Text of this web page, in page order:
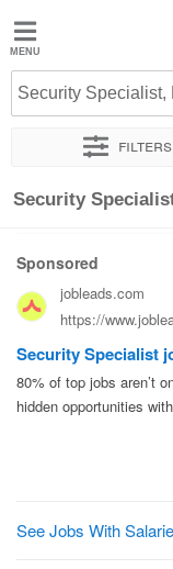
Jobted
Vacatures
Salarissen
Security Specialist,
Filters
Sorteer op
Security